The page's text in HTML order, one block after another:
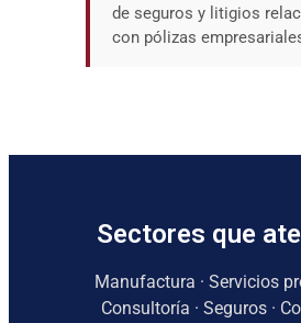
de seguros y litigios
con pólizas
Sectores que
Manufactura · Servicios
Consultoría · Seguros ·